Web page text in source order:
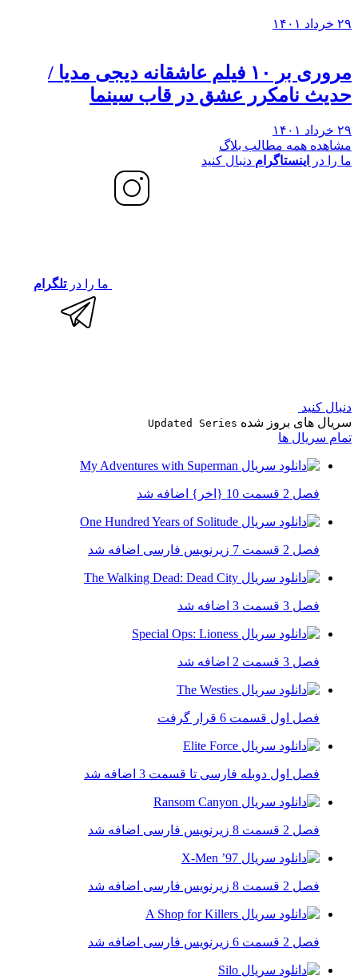
۲۹ خرداد ۱۴۰۱
مروری بر ۱۰ فیلم عاشقانه دیجی مدیا /
حدیث نامکرر عشق در قاب سینما
۲۹ خرداد ۱۴۰۱
مشاهده همه مطالب بلاگ
ما را در
اینستاگرام دنبال کنید
ما را درتلگرام
دنبال کنید
سریال های بروز شده Updated Series
تمام سریال ها
فصل 2 قسمت 10 {اخر} اضافه شد
فصل 2 قسمت 7 زیرنویس فارسی اضافه شد
فصل 3 قسمت 3 اضافه شد
فصل 3 قسمت 2 اضافه شد
فصل اول قسمت 6 قرار گرفت
فصل اول دوبله فارسی تا قسمت 3 اضافه شد
فصل 2 قسمت 8 زیرنویس فارسی اضافه شد
فصل 2 قسمت 8 زیرنویس فارسی اضافه شد
فصل 2 قسمت 6 زیرنویس فارسی اضافه شد